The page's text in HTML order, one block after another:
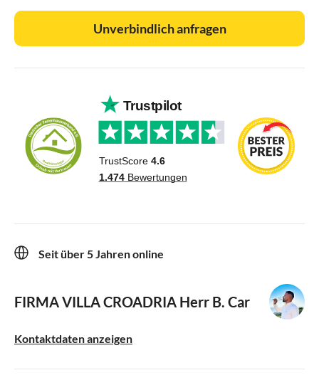
Unverbindlich anfragen
Seit über 5 Jahren online
FIRMA VILLA CROADRIA Herr B. Car
Kontaktdaten anzeigen